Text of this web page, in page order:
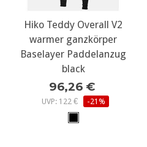
Hiko Teddy Overall V2
warmer ganzkörper
Baselayer Paddelanzug
black
96,26 €
UVP: 122 € -21%